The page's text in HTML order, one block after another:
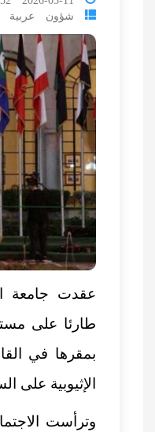
شؤون عربية
عقدت جامعة
طارئا على
بمقرها في
الإثيوبية على
وترأست